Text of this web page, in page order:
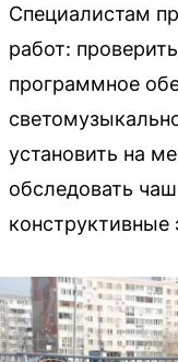
Специалистам
работ:
программное
установить на
обследовать
конструктивные